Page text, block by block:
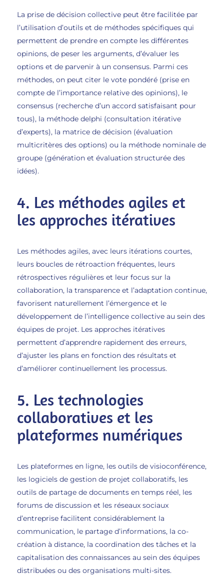
La prise de décision collective peut être facilitée par
l’utilisation d’outils et de méthodes spécifiques qui
permettent de prendre en compte les différentes
opinions, de peser les arguments, d’évaluer les
options et de parvenir à un consensus. Parmi ces
méthodes, on peut citer le vote pondéré (prise en
compte de l’importance relative des opinions), le
consensus (recherche d’un accord satisfaisant pour
tous), la méthode delphi (consultation itérative
d’experts), la matrice de décision (évaluation
multicritères des options) ou la méthode nominale de
groupe (génération et évaluation structurée des
idées).
4. Les méthodes agiles et
les approches itératives
Les méthodes agiles, avec leurs itérations courtes,
leurs boucles de rétroaction fréquentes, leurs
rétrospectives régulières et leur focus sur la
collaboration, la transparence et l’adaptation continue,
favorisent naturellement l’émergence et le
développement de l’intelligence collective au sein des
équipes de projet. Les approches itératives
permettent d’apprendre rapidement des erreurs,
d’ajuster les plans en fonction des résultats et
d’améliorer continuellement les processus.
5. Les technologies
collaboratives et les
plateformes numériques
Les plateformes en ligne, les outils de visioconférence,
les logiciels de gestion de projet collaboratifs, les
outils de partage de documents en temps réel, les
forums de discussion et les réseaux sociaux
d’entreprise facilitent considérablement la
communication, le partage d’informations, la co-
création à distance, la coordination des tâches et la
capitalisation des connaissances au sein des équipes
distribuées ou des organisations multi-sites.